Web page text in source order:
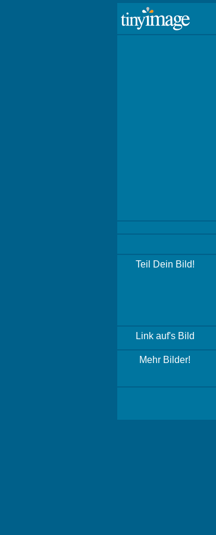
Teil Dein Bild!
Link auf's Bild
Mehr Bilder!